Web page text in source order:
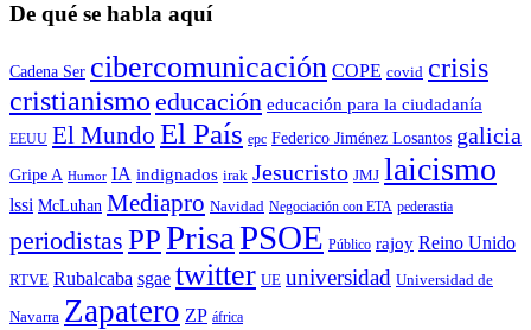
De qué se habla aquí
Cadena Ser cibercomunicación COPE covid crisis
cristianismo educación educación para la ciudadaní­a
EEUU El Mundo El País epc Federico Jiménez Losantos galicia
Gripe A Humor IA indignados irak Jesucristo JMJ laicismo
lssi McLuhan Mediapro Navidad Negociación con ETA pederastia
periodistas PPPrisaPSOE Público rajoy Reino Unido
RTVE Rubalcaba sgae twitter UE universidad Universidad de
Navarra Zapatero ZP áfrica